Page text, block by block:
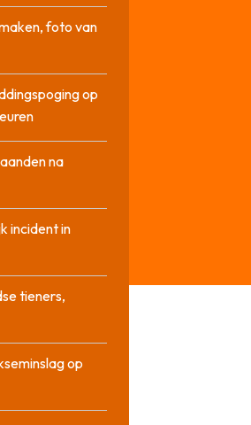
foto van
op
na
incident in
tieners,
op